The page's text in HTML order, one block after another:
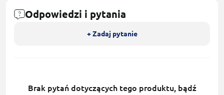
Odpowiedzi i pytania
+ Zadaj pytanie
Brak pytań dotyczących tego produktu, bądź